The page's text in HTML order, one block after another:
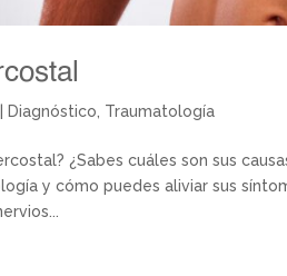
Diagnóstico Traumatología
¿Sabes cuáles son sus
y cómo puedes aliviar sus